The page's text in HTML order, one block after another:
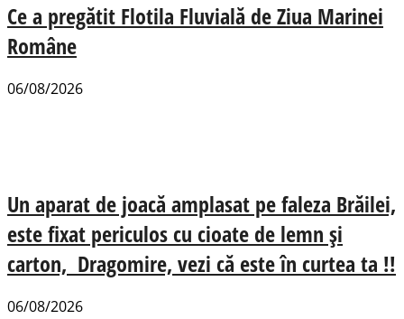
Ce a pregătit Flotila Fluvială de Ziua Marinei
Române
06/08/2026
Un aparat de joacă amplasat pe faleza Brăilei,
este fixat periculos cu cioate de lemn și
carton, Dragomire, vezi că este în curtea ta !!
06/08/2026